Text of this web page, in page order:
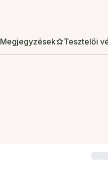
Megjegyzések Tesztelői